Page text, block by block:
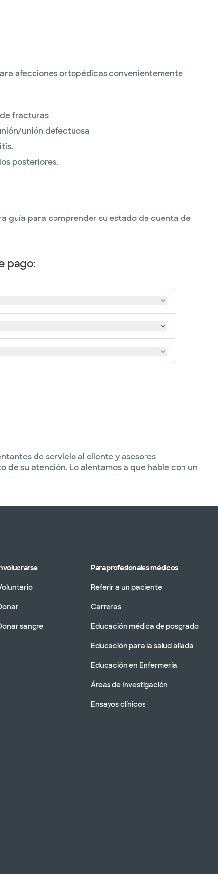
afecciones ortopédicas convenientemente
fracturas
unión defectuosa
posteriores.
guía para comprender su estado de cuenta de
pago:
de servicio al cliente y asesores
su atención. Lo alentamos a que hable con un
sangre
Para profesionales médicos
Referir a un paciente
Carreras
Educación médica de posgrado
Educación para la salud aliada
Educación en Enfermería
Áreas de Investigación
Ensayos clínicos